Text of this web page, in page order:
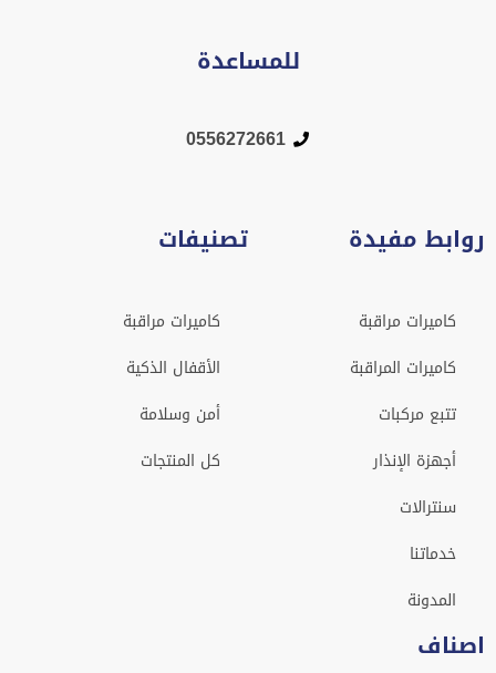
للمساعدة
0556272661
روابط مفيدة
كاميرات مراقبة
كاميرات المراقبة
تتبع مركبات
أجهزة الإنذار
سنترالات
خدماتنا
المدونة
تصنيفات
كاميرات مراقبة
الأقفال الذكية
أمن وسلامة
كل المنتجات
اصناف